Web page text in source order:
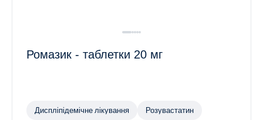
Ромазик - таблетки 20 мг
Диспліпідемічне лікування Розувастатин